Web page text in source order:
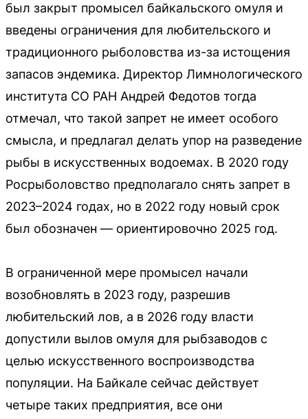
был закрыт промысел байкальского омуля и
введены ограничения для любительского и
традиционного рыболовства из-за истощения
запасов эндемика. Директор Лимнологического
института СО РАН Андрей Федотов тогда
отмечал, что такой запрет не имеет особого
смысла, и предлагал делать упор на разведение
рыбы в искусственных водоемах. В 2020 году
Росрыболовство предполагало снять запрет в
2023–2024 годах, но в 2022 году новый срок
был обозначен — ориентировочно 2025 год.
В ограниченной мере промысел начали
возобновлять в 2023 году, разрешив
любительский лов, а в 2026 году власти
допустили вылов омуля для рыбзаводов с
целью искусственного воспроизводства
популяции. На Байкале сейчас действует
четыре таких предприятия, все они